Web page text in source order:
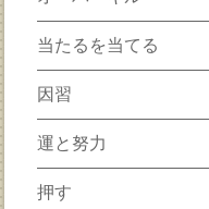
当たるを当てる
因習
運と努力
押す